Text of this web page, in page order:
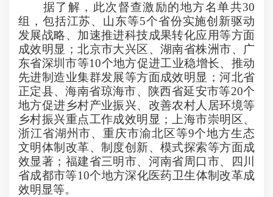
据了解，此次督查激励的地方名单共30
组，包括江苏、山东等5个省份实施创新驱动
发展战略、加速推进科技成果转化应用等方面
成效明显；北京市大兴区、湖南省株洲市、广
东省深圳市等10个地方促进工业稳增长、推动
先进制造业集群发展等方面成效明显；河北省
正定县、海南省琼海市、陕西省延安市等20个
地方促进乡村产业振兴、改善农村人居环境等
乡村振兴重点工作成效明显；上海市崇明区、
浙江省湖州市、重庆市渝北区等9个地方生态
文明体制改革、制度创新、模式探索等方面成
效显著；福建省三明市、河南省周口市、四川
省成都市等10个地方深化医药卫生体制改革成
效明显等。